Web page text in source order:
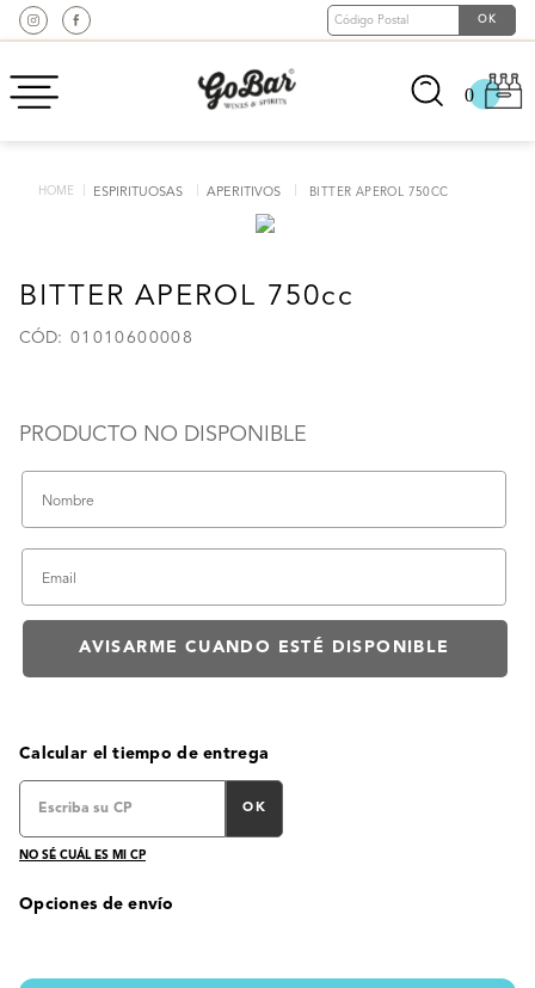
0
ESPIRITUOSAS APERITIVOS BITTER APEROL 750CC
BITTER APEROL 750cc
: 01010600008
Calcular el tiempo de entrega
OK
NO SÉ CUÁL ES MI CP
Opciones de envío